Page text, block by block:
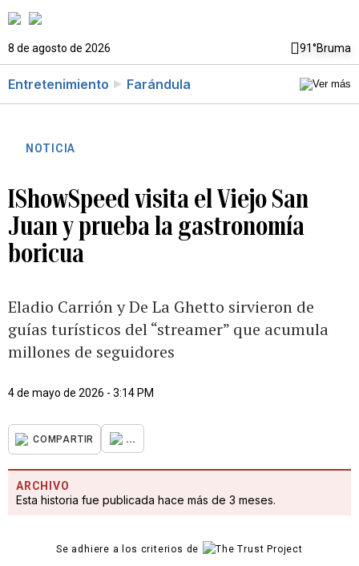
8 de agosto de 2026 91°Bruma
Entretenimiento Farándula
NOTICIA
IShowSpeed visita el Viejo San
Juan y prueba la gastronomía
boricua
Eladio Carrión y De La Ghetto sirvieron de
guías turísticos del “streamer” que acumula
millones de seguidores
4 de mayo de 2026 - 3:14 PM
COMPARTIR ...
ARCHIVO
Esta historia fue publicada hace más de 3 meses.
Se adhiere a los criterios de